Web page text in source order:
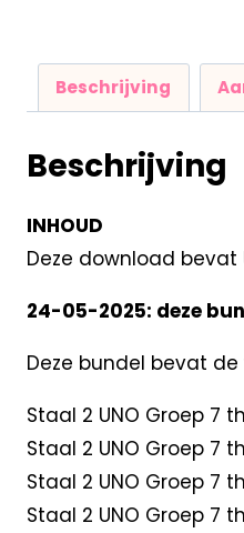
Beschrijving
Beschrijving
INHOUD
Deze download bevat
24-05-2025: deze
Deze bundel bevat
Staal 2 UNO Groep 7
Staal 2 UNO Groep 7
Staal 2 UNO Groep 7
Staal 2 UNO Groep 7